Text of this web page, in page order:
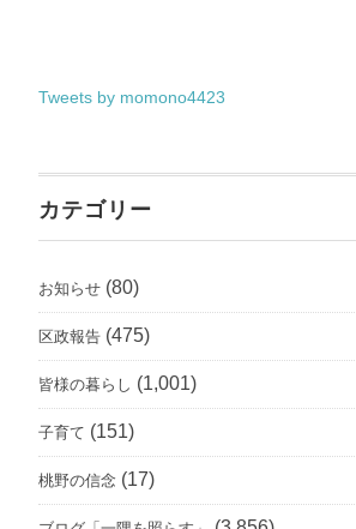
Tweets by momono4423
カテゴリー
お知らせ (80)
区政報告 (475)
皆様の暮らし (1,001)
子育て (151)
桃野の信念 (17)